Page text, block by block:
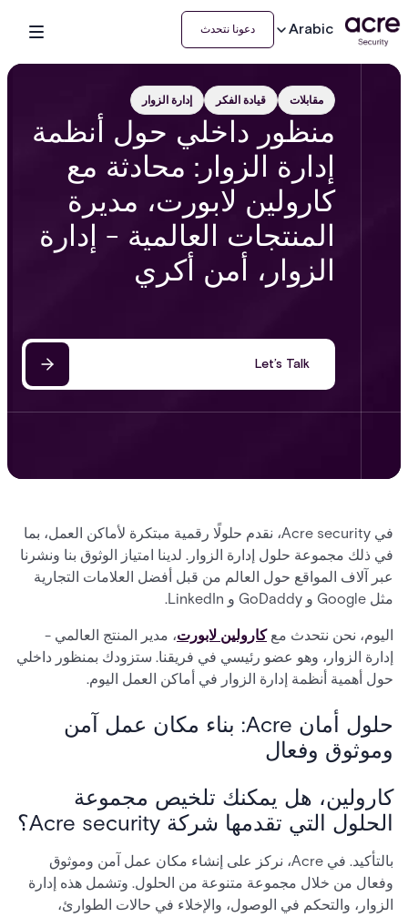
Arabic دعونا نتحدث
مقابلات قيادة الفكر إدارة الزوار
منظور داخلي حول أنظمة
إدارة الزوار: محادثة مع
كارولين لابورت، مديرة
المنتجات العالمية - إدارة
الزوار، أمن أكري
Let’s Talk
في Acre security، نقدم حلولًا رقمية مبتكرة لأماكن العمل، بما
في ذلك مجموعة حلول إدارة الزوار. لدينا امتياز الوثوق بنا ونشرنا
عبر آلاف المواقع حول العالم من قبل أفضل العلامات التجارية
مثل Google و GoDaddy و LinkedIn.
اليوم، نحن نتحدث معكارولين لابورت، مدير المنتج العالمي -
إدارة الزوار، وهو عضو رئيسي في فريقنا. ستزودك بمنظور داخلي
حول أهمية أنظمة إدارة الزوار في أماكن العمل اليوم.
حلول أمان Acre: بناء مكان عمل آمن
وموثوق وفعال
كارولين، هل يمكنك تلخيص مجموعة
الحلول التي تقدمها شركة Acre security؟
بالتأكيد. في Acre، نركز على إنشاء مكان عمل آمن وموثوق
وفعال من خلال مجموعة متنوعة من الحلول. وتشمل هذه إدارة
الزوار، والتحكم في الوصول، والإخلاء في حالات الطوارئ،